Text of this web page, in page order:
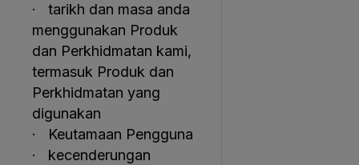
· tarikh dan masa anda
menggunakan Produk
dan Perkhidmatan kami,
termasuk Produk dan
Perkhidmatan yang
digunakan
· Keutamaan Pengguna
· kecenderungan